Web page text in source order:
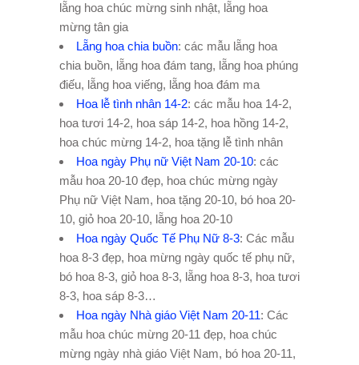
lẵng hoa chúc mừng sinh nhật, lẵng hoa
mừng tân gia
Lẵng hoa chia buồn: các mẫu lẵng hoa
chia buồn, lẵng hoa đám tang, lẵng hoa phúng
điếu, lẵng hoa viếng, lẵng hoa đám ma
Hoa lễ tình nhân 14-2: các mẫu hoa 14-2,
hoa tươi 14-2, hoa sáp 14-2, hoa hồng 14-2,
hoa chúc mừng 14-2, hoa tặng lễ tình nhân
Hoa ngày Phụ nữ Việt Nam 20-10: các
mẫu hoa 20-10 đẹp, hoa chúc mừng ngày
Phụ nữ Việt Nam, hoa tặng 20-10, bó hoa 20-
10, giỏ hoa 20-10, lẵng hoa 20-10
Hoa ngày Quốc Tế Phụ Nữ 8-3: Các mẫu
hoa 8-3 đẹp, hoa mừng ngày quốc tế phụ nữ,
bó hoa 8-3, giỏ hoa 8-3, lẵng hoa 8-3, hoa tươi
8-3, hoa sáp 8-3…
Hoa ngày Nhà giáo Việt Nam 20-11: Các
mẫu hoa chúc mừng 20-11 đẹp, hoa chúc
mừng ngày nhà giáo Việt Nam, bó hoa 20-11,